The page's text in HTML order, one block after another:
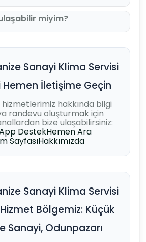
miyim?
Sanayi Klima Servisi
Hemen İletişime Geçin
hakkında bilgi
randevu oluşturmak için
bize ulaşabilirsiniz:
DestekHemen Ara
SayfasıHakkımızda
Sanayi Klima Servisi
Bölgemiz: Küçük
Sanayi, Odunpazarı